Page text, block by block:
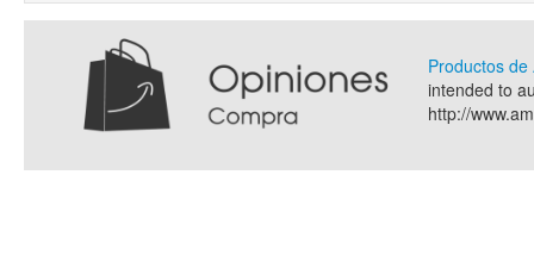
Productos
intended to
http://